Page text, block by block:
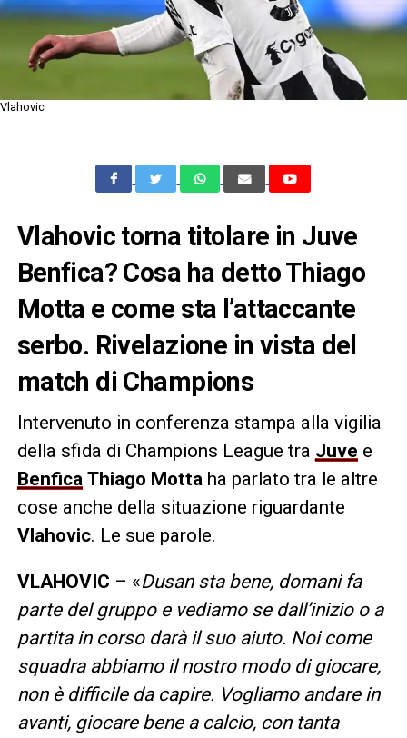
Vlahovic
Vlahovic torna titolare in Juve
Benfica? Cosa ha detto Thiago
Motta e come sta l’attaccante
serbo. Rivelazione in vista del
match di Champions
Intervenuto in conferenza stampa alla vigilia
della sfida di Champions League tra Juve e
Benfica Thiago Mottaha parlato tra le altre
cose anche della situazione riguardante
Vlahovic. Le sue parole.
VLAHOVIC – «Dusan sta bene, domani fa
parte del gruppo e vediamo se dall’inizio o a
partita in corso darà il suo aiuto. Noi come
squadra abbiamo il nostro modo di giocare,
non è difficile da capire. Vogliamo andare in
avanti, giocare bene a calcio, con tanta